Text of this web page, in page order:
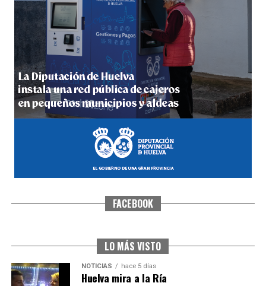
5º DÍA DE LAS FIESTAS COLOMBINAS 2026
hace 5 días·Huelvatv
CUARTA CORRIDA DE LAS FIESTAS COLOMBINAS
FACEBOOK
LO MÁS VISTO
NOTICIAS hace 5 días
Huelva mira a la Ría